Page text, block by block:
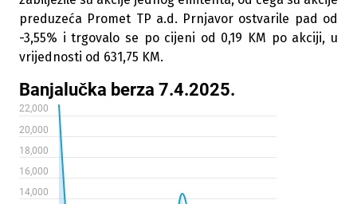
preduzeća Promet TP a.d. Prnjavor ostvarile pad od
-3,55% i trgovalo se po cijeni od 0,19 KM po akciji, u
vrijednosti od 631,75 KM.